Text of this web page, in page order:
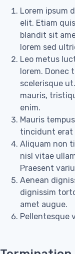
Lorem ipsum
elit. Etiam
blandit sit
lorem sed
Leo metus
lorem. Donec
scelerisque
mauris,
enim.
Mauris
tincidunt erat
Aliquam non
nisl vitae
Praesent
Aenean
dignissim
amet augue.
Pellentesque